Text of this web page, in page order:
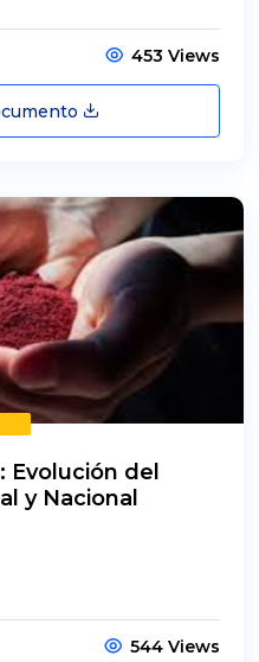
453 Views
Evolución del
y Nacional
544 Views